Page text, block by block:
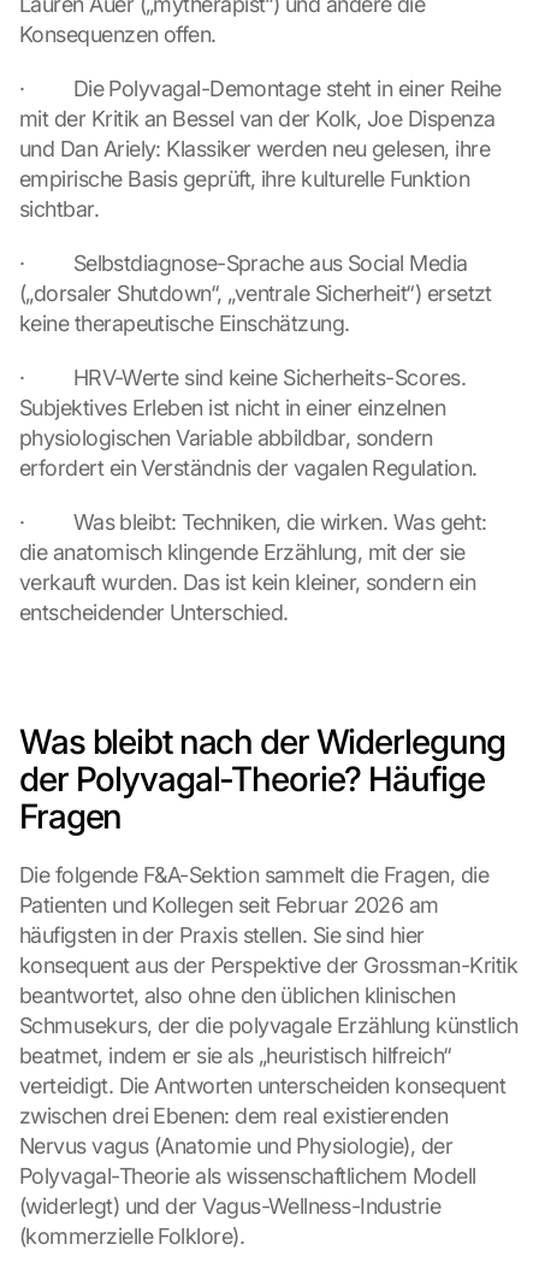
Konsequenzen offen.
·         Die Polyvagal-Demontage steht in einer Reihe
mit der Kritik an Bessel van der Kolk, Joe Dispenza
und Dan Ariely: Klassiker werden neu gelesen, ihre
empirische Basis geprüft, ihre kulturelle Funktion
sichtbar.
·         Selbstdiagnose-Sprache aus Social Media
(„dorsaler Shutdown“, „ventrale Sicherheit“) ersetzt
keine therapeutische Einschätzung.
·         HRV-Werte sind keine Sicherheits-Scores.
Subjektives Erleben ist nicht in einer einzelnen
physiologischen Variable abbildbar, sondern
erfordert ein Verständnis der vagalen Regulation.
·         Was bleibt: Techniken, die wirken. Was geht:
die anatomisch klingende Erzählung, mit der sie
verkauft wurden. Das ist kein kleiner, sondern ein
entscheidender Unterschied.
Was bleibt nach der Widerlegung
der Polyvagal-Theorie? Häufige
Fragen
Die folgende F&A-Sektion sammelt die Fragen, die
Patienten und Kollegen seit Februar 2026 am
häufigsten in der Praxis stellen. Sie sind hier
konsequent aus der Perspektive der Grossman-Kritik
beantwortet, also ohne den üblichen klinischen
Schmusekurs, der die polyvagale Erzählung künstlich
beatmet, indem er sie als „heuristisch hilfreich“
verteidigt. Die Antworten unterscheiden konsequent
zwischen drei Ebenen: dem real existierenden
Nervus vagus (Anatomie und Physiologie), der
Polyvagal-Theorie als wissenschaftlichem Modell
(widerlegt) und der Vagus-Wellness-Industrie
(kommerzielle Folklore).